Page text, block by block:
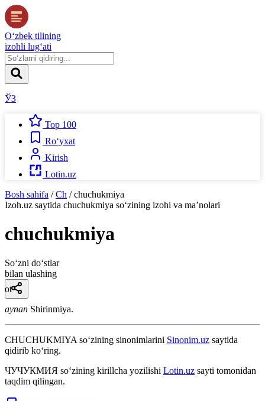
O‘zbek tilining
izohli lug‘ati
ЎЗ
Top 100
Ro‘yxat
Kirish
Lotin.uz
Bosh sahifa / Ch / chuchukmiya
Izoh.uz saytida chuchukmiya so‘zining izohi va ma’nolari
chuchukmiya
So‘zni do‘stlar
bilan ulashing
ot
aynan Shirinmiya.
CHUCHUKMIYA so‘zining sinonimlarini Sinonim.uz saytida
qidirib ko‘ring.
ЧУЧУКМИЯ so‘zining kirillcha yozilishi Lotin.uz sayti tomonidan
taqdim qilingan.